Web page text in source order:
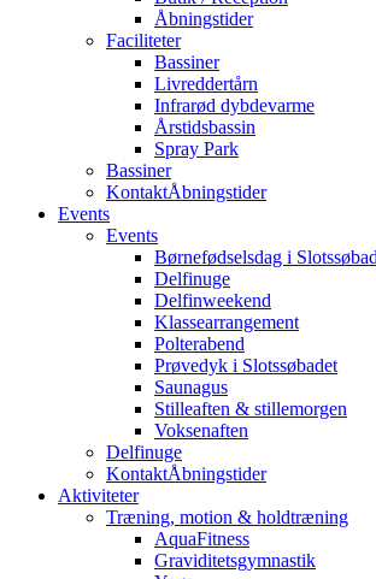
Åbningstider
Faciliteter
Bassiner
Livreddertårn
Infrarød dybdevarme
Årstidsbassin
Spray Park
Bassiner
KontaktÅbningstider
Events
Events
Børnefødselsdag i
Delfinuge
Delfinweekend
Klassearrangement
Polterabend
Prøvedyk i Slotssøbadet
Saunagus
Stilleaften & stillemorgen
Voksenaften
Delfinuge
KontaktÅbningstider
Aktiviteter
Træning, motion & holdtræning
AquaFitness
Graviditetsgymnastik